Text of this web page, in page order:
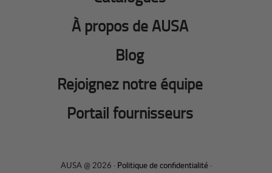
À propos de AUSA
Blog
Rejoignez notre équipe
Portail fournisseurs
AUSA @ 2026 · Politique de confidentialité·